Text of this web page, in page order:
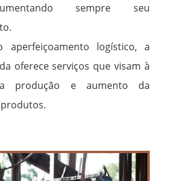
sempre seu
aperfeiçoamento logístico, a
oferece serviços que visam à
produção e aumento da